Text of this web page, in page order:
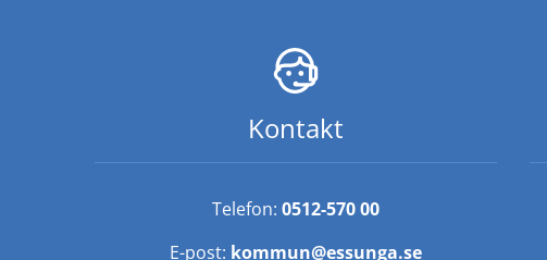
Kontakt
Telefon: 0512-570 00
E-post: kommun@essunga.se